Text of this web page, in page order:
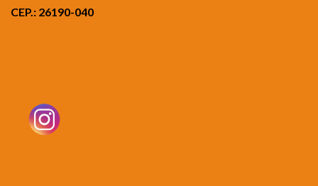
CEP.: 26190-040